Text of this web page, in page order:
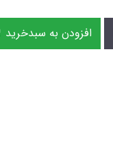
افزودن به سبدخرید